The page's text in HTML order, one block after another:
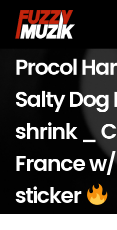
content
Procol
Salty Dog
shrink _
France
sticker